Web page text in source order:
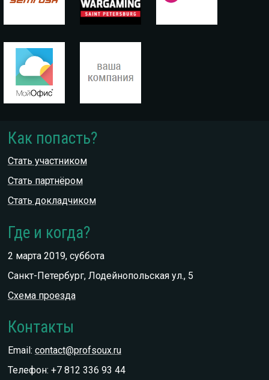
Как попасть?
Стать участником
Стать партнёром
Стать докладчиком
Где и когда?
2 марта 2019, суббота
Санкт-Петербург, Лодейнопольская ул., 5
Схема проезда
Контакты
Email: contact@profsoux.ru
Телефон: +7 812 336 93 44